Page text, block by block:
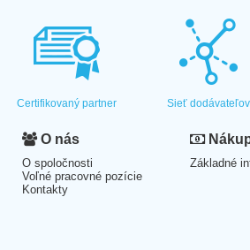
Certifikovaný partner Sieť dodávateľov
O nás
O spoločnosti
Voľné pracovné pozície
Kontakty
Základné